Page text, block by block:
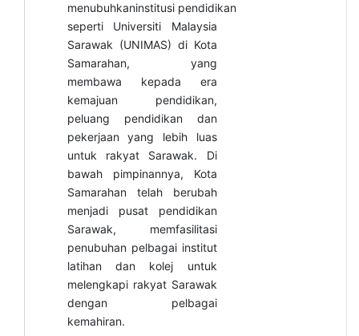
menubuhkaninstitusi pendidikan
seperti Universiti Malaysia
Sarawak (UNIMAS) di Kota
Samarahan, yang
membawa kepada era
kemajuan pendidikan,
peluang pendidikan dan
pekerjaan yang lebih luas
untuk rakyat Sarawak. Di
bawah pimpinannya, Kota
Samarahan telah berubah
menjadi pusat pendidikan
Sarawak, memfasilitasi
penubuhan pelbagai institut
latihan dan kolej untuk
melengkapi rakyat Sarawak
dengan pelbagai
kemahiran.